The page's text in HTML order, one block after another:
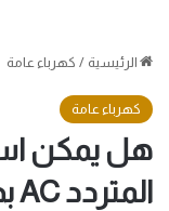
الرئيسية / كهرباء عامة
كهرباء عامة
هل يمكن
المتردد AC بدوائر التيار المستمر DC؟